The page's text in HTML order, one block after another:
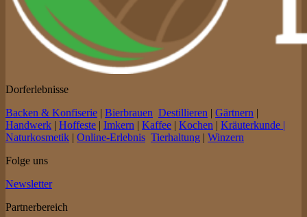
Dorferlebnisse
Backen & Konfiserie | Bierbrauen Destillieren | Gärtnern |
Handwerk | Hoffeste | Imkern | Kaffee | Kochen | Kräuterkunde |
Naturkosmetik | Online-Erlebnis Tierhaltung | Winzern
Folge uns
Newsletter
Partnerbereich